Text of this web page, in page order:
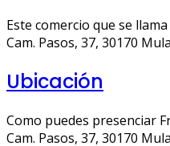
Este comercio que se
Cam. Pasos, 37, 30170
Ubicación
Como puedes presenciar
Cam. Pasos, 37, 30170